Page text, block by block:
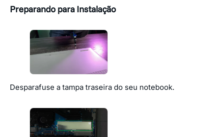
Preparando para Instalação
Desparafuse a tampa traseira do seu notebook.